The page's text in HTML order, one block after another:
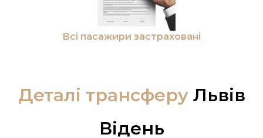
Всі пасажири застраховані
Деталі трансферу Львів
Відень